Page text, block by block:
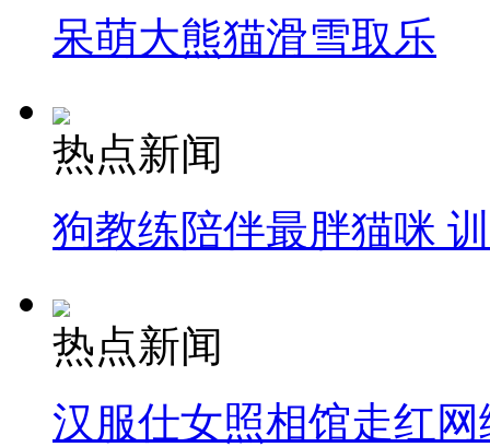
呆萌大熊猫滑雪取乐
热点新闻
狗教练陪伴最胖猫咪
热点新闻
汉服仕女照相馆走红网